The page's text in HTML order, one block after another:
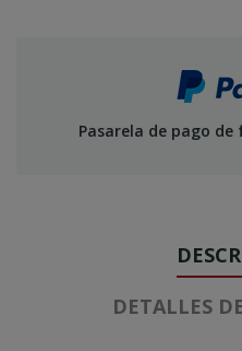
Pasarela de pago
DETALLES